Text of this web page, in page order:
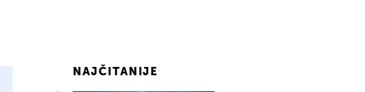
NAJČITANIJE